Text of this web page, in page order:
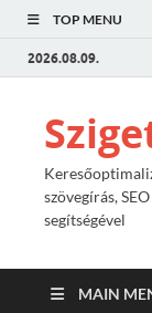
TOP MENU
2026.08.09.
szövegírás,
segítségével
MAIN